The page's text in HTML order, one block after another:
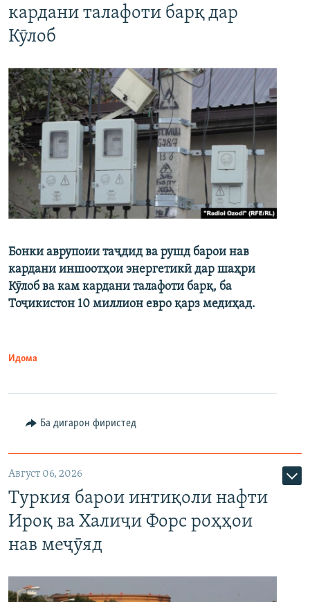
кардани талафоти барқ дар
Кӯлоб
Бонки аврупоии таҷдид ва рушд барои нав
кардани иншоотҳои энергетикӣ дар шаҳри
Кӯлоб ва кам кардани талафоти барқ, ба
Тоҷикистон 10 миллион евро қарз медиҳад.
Идома
Ба дигарон фиристед
Август 06, 2026
Туркия барои интиқоли нафти
Ироқ ва Халиҷи Форс роҳҳои
нав меҷӯяд